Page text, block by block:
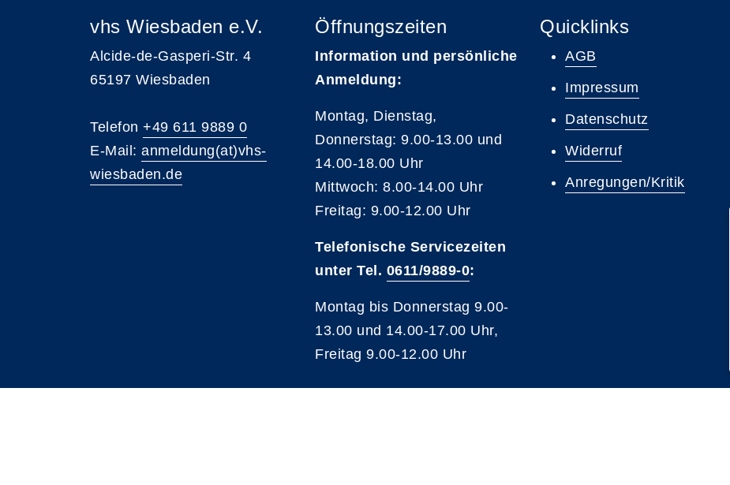
vhs Wiesbaden e.V.
Alcide-de-Gasperi-Str. 4
65197 Wiesbaden
Telefon +49 611 9889 0
E-Mail: anmeldung(at)vhs-
wiesbaden.de
Öffnungszeiten
Information und persönliche
Anmeldung:
Montag, Dienstag,
Donnerstag: 9.00-13.00 und
14.00-18.00 Uhr
Mittwoch: 8.00-14.00 Uhr
Freitag: 9.00-12.00 Uhr
Telefonische Servicezeiten
unter Tel. 0611/9889-0:
Montag bis Donnerstag 9.00-
13.00 und 14.00-17.00 Uhr,
Freitag 9.00-12.00 Uhr
Quicklinks
AGB
Impressum
Datenschutz
Widerruf
Anregungen/Kritik